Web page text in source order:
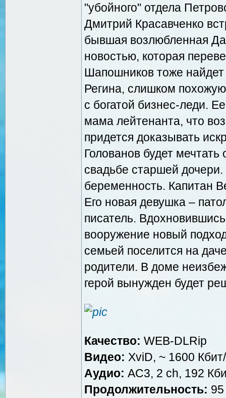
"убойного" отдела
Дмитрий Красавченко
бывшая возлюбленная
новостью, которая
Шапошников тоже
Регина, слишком
с богатой бизнес-леди.
мама лейтенанта, что
придется доказывать
Голованов будет
свадьбе старшей
беременность. Капитан
Его новая девушка –
писатель.
вооружение новый
семьей поселится на
родители. В доме
герой вынужден будет
Качество: WEB-DLRip
Видео: XviD, ~ 1600
Аудио: AC3, 2 ch, 192
Продолжительность: